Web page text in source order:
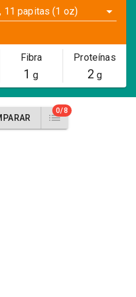
11 papitas (1 oz)
Fibra
1 g
Proteínas
2 g
0/8